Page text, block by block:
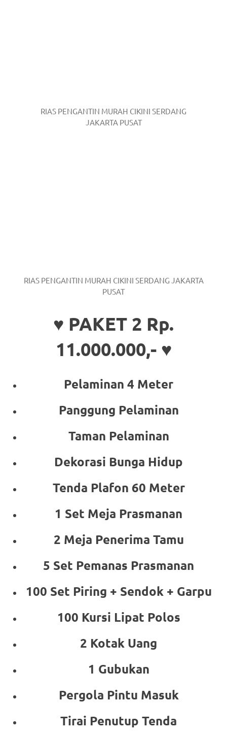
RIAS PENGANTIN MURAH CIKINI SERDANG
JAKARTA PUSAT
RIAS PENGANTIN MURAH CIKINI SERDANG JAKARTA
PUSAT
♥ PAKET 2 Rp.
11.000.000,- ♥
Pelaminan 4 Meter
Panggung Pelaminan
Taman Pelaminan
Dekorasi Bunga Hidup
Tenda Plafon 60 Meter
1 Set Meja Prasmanan
2 Meja Penerima Tamu
5 Set Pemanas Prasmanan
100 Set Piring + Sendok + Garpu
100 Kursi Lipat Polos
2 Kotak Uang
1 Gubukan
Pergola Pintu Masuk
Tirai Penutup Tenda